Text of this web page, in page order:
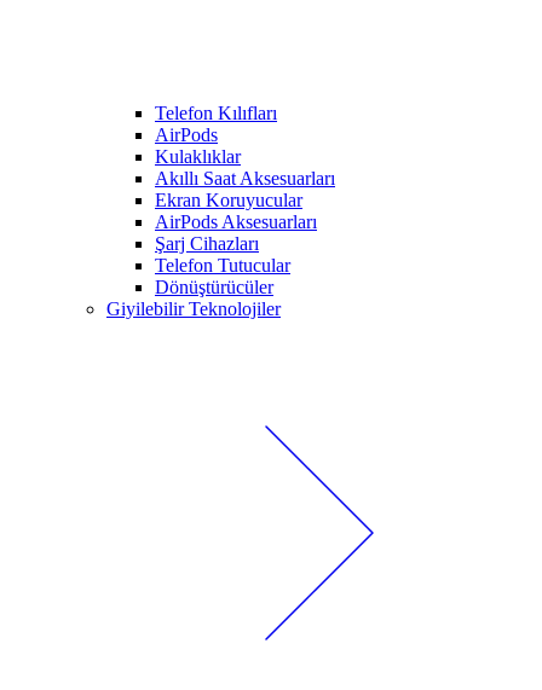
Telefon Kılıfları
AirPods
Kulaklıklar
Akıllı Saat Aksesuarları
Ekran Koruyucular
AirPods Aksesuarları
Şarj Cihazları
Telefon Tutucular
Dönüştürücüler
Giyilebilir Teknolojiler